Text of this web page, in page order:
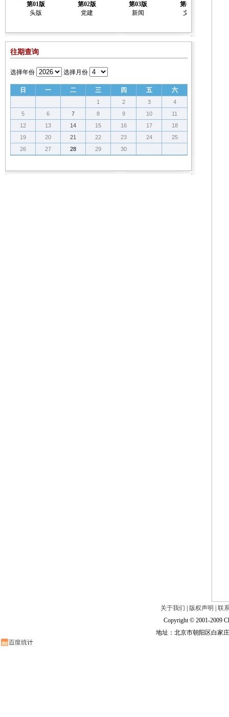
第01版
头版
第02版
党建
第03版
新闻
第04版
文化
往期查询
选择年份 选择月份
日 一 二 三 四 五 六
1 2 3
4
5
6 7 8 9 10
11
12
13 14 15 16 17
18
19
20 21 22 23 24
25
26
27 28 29 30
关于我们 版权声明
联
Copyright © 2001-2009
地址：北京市朝阳区白家